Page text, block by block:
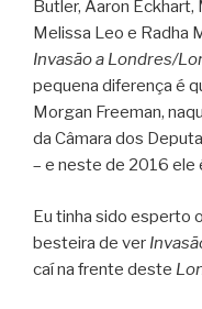
Butler, Aaron
Melissa Leo e Radha
Invasão a Londres/
pequena diferença é
Morgan Freeman,
da Câmara dos
– e neste de 2016 ele
Eu tinha sido esperto
besteira de ver
caí na frente deste